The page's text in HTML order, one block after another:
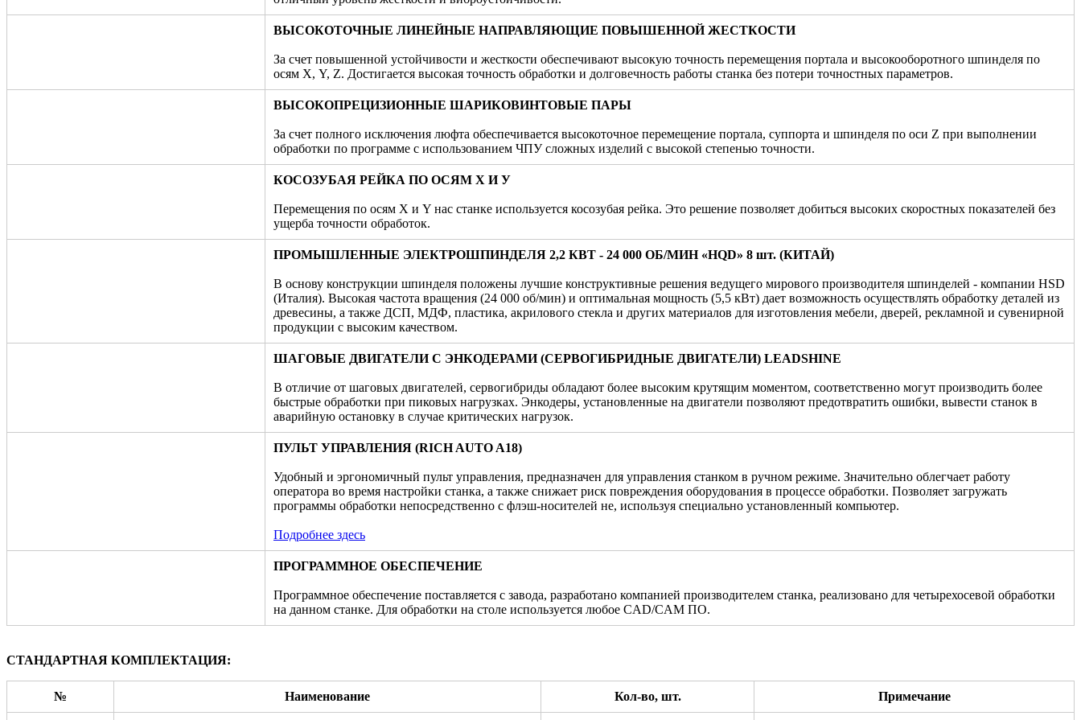
ВЫСОКОТОЧНЫЕ ЛИНЕЙНЫЕ НАПРАВЛЯЮЩИЕ ПОВЫШЕННОЙ ЖЕСТКОСТИ
За счет повышенной устойчивости и жесткости обеспечивают высокую точность перемещения портала и высокооборотного шпинделя по
осям Х, Y, Z. Достигается высокая точность обработки и долговечность работы станка без потери точностных параметров.
ВЫСОКОПРЕЦИЗИОННЫЕ ШАРИКОВИНТОВЫЕ ПАРЫ
За счет полного исключения люфта обеспечивается высокоточное перемещение портала, суппорта и шпинделя по оси Z при выполнении
обработки по программе с использованием ЧПУ сложных изделий с высокой степенью точности.
КОСОЗУБАЯ РЕЙКА ПО ОСЯМ Х И У
Перемещения по осям Х и Y нас станке используется косозубая рейка. Это решение позволяет добиться высоких скоростных показателей без
ущерба точности обработок.
ПРОМЫШЛЕННЫЕ ЭЛЕКТРОШПИНДЕЛЯ 2,2 КВТ - 24 000 ОБ/МИН «HQD» 8 шт. (КИТАЙ)
В основу конструкции шпинделя положены лучшие конструктивные решения ведущего мирового производителя шпинделей - компании HSD
(Италия). Высокая частота вращения (24 000 об/мин) и оптимальная мощность (5,5 кВт) дает возможность осуществлять обработку деталей из
древесины, а также ДСП, МДФ, пластика, акрилового стекла и других материалов для изготовления мебели, дверей, рекламной и сувенирной
продукции с высоким качеством.
ШАГОВЫЕ ДВИГАТЕЛИ С ЭНКОДЕРАМИ (СЕРВОГИБРИДНЫЕ ДВИГАТЕЛИ) LEADSHINE
В отличие от шаговых двигателей, сервогибриды обладают более высоким крутящим моментом, соответственно могут производить более
быстрые обработки при пиковых нагрузках. Энкодеры, установленные на двигатели позволяют предотвратить ошибки, вывести станок в
аварийную остановку в случае критических нагрузок.
ПУЛЬТ УПРАВЛЕНИЯ (RICH AUTO A18)
Удобный и эргономичный пульт управления, предназначен для управления станком в ручном режиме. Значительно облегчает работу
оператора во время настройки станка, а также снижает риск повреждения оборудования в процессе обработки. Позволяет загружать
программы обработки непосредственно с флэш-носителей не, используя специально установленный компьютер.
Подробнее здесь
ПРОГРАММНОЕ ОБЕСПЕЧЕНИЕ
Программное обеспечение поставляется с завода, разработано компанией производителем станка, реализовано для четырехосевой обработки
на данном станке. Для обработки на столе используется любое CAD/CAM ПО.
СТАНДАРТНАЯ КОМПЛЕКТАЦИЯ:
№ Наименование Кол-во, шт. Примечание